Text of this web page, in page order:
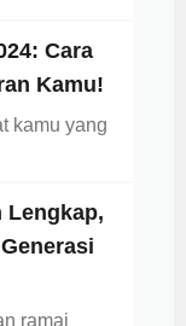
Cara
Kamu!
kamu yang
Lengkap,
ramai